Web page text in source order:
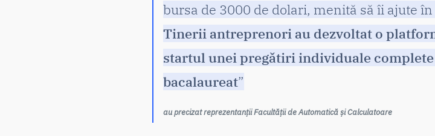
bursa de 3000 de dolari, menită să îi ajute
Tinerii antreprenori au dezvoltat o
startul unei pregătiri individuale
bacalaureat”
au precizat reprezentanții Facultății de Automatică și Calculatoare